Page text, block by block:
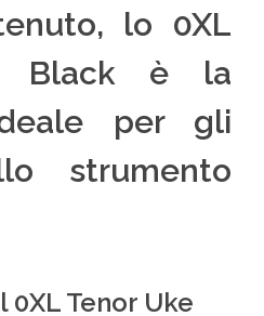
lo 0XL
Black è la
per gli
strumento
0XL Tenor Uke